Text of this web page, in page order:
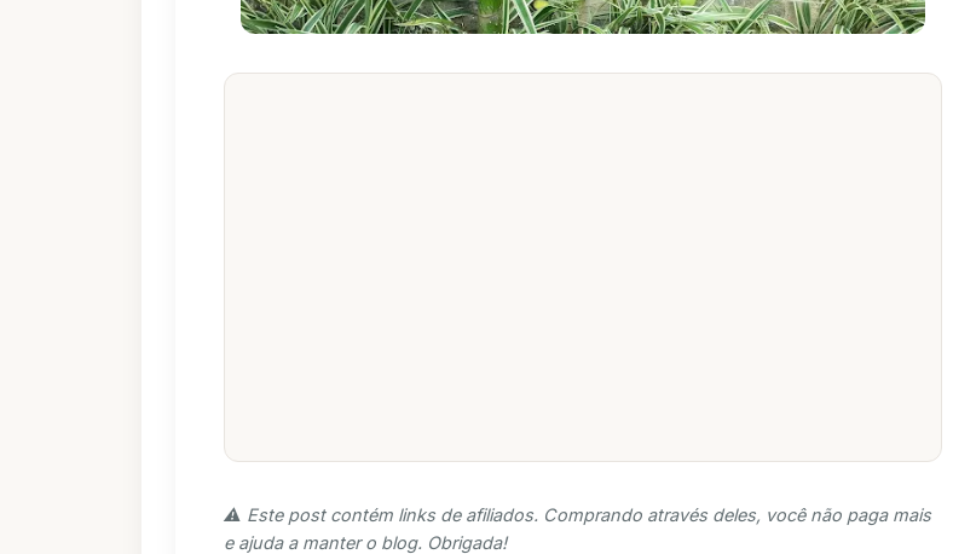
⚠️ Este post contém links de afiliados. Comprando através deles, você não paga mais
e ajuda a manter o blog. Obrigada!